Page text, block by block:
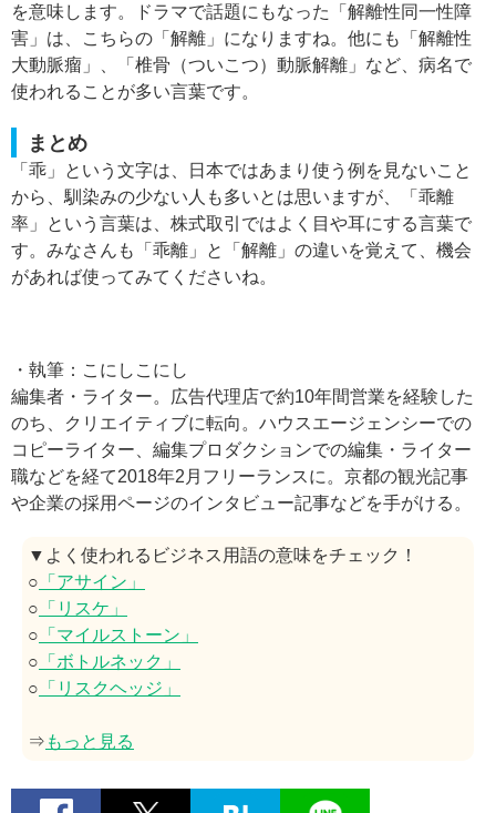
を意味します。ドラマで話題にもなった「解離性同一性障
害」は、こちらの「解離」になりますね。他にも「解離性
大動脈瘤」、「椎骨（ついこつ）動脈解離」など、病名で
使われることが多い言葉です。
まとめ
「乖」という文字は、日本ではあまり使う例を見ないこと
から、馴染みの少ない人も多いとは思いますが、「乖離
率」という言葉は、株式取引ではよく目や耳にする言葉で
す。みなさんも「乖離」と「解離」の違いを覚えて、機会
があれば使ってみてくださいね。
・執筆：こにしこにし
編集者・ライター。広告代理店で約10年間営業を経験した
のち、クリエイティブに転向。ハウスエージェンシーでの
コピーライター、編集プロダクションでの編集・ライター
職などを経て2018年2月フリーランスに。京都の観光記事
や企業の採用ページのインタビュー記事などを手がける。
▼よく使われるビジネス用語の意味をチェック！
○ 「アサイン」
○ 「リスケ」
○ 「マイルストーン」
○ 「ボトルネック」
○ 「リスクヘッジ」
⇒ もっと見る